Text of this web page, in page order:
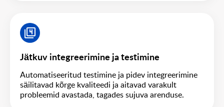
Jätkuv integreerimine ja testimine
Automatiseeritud testimine ja pidev integreerimine
säilitavad kõrge kvaliteedi ja aitavad varakult
probleemid avastada, tagades sujuva arenduse.